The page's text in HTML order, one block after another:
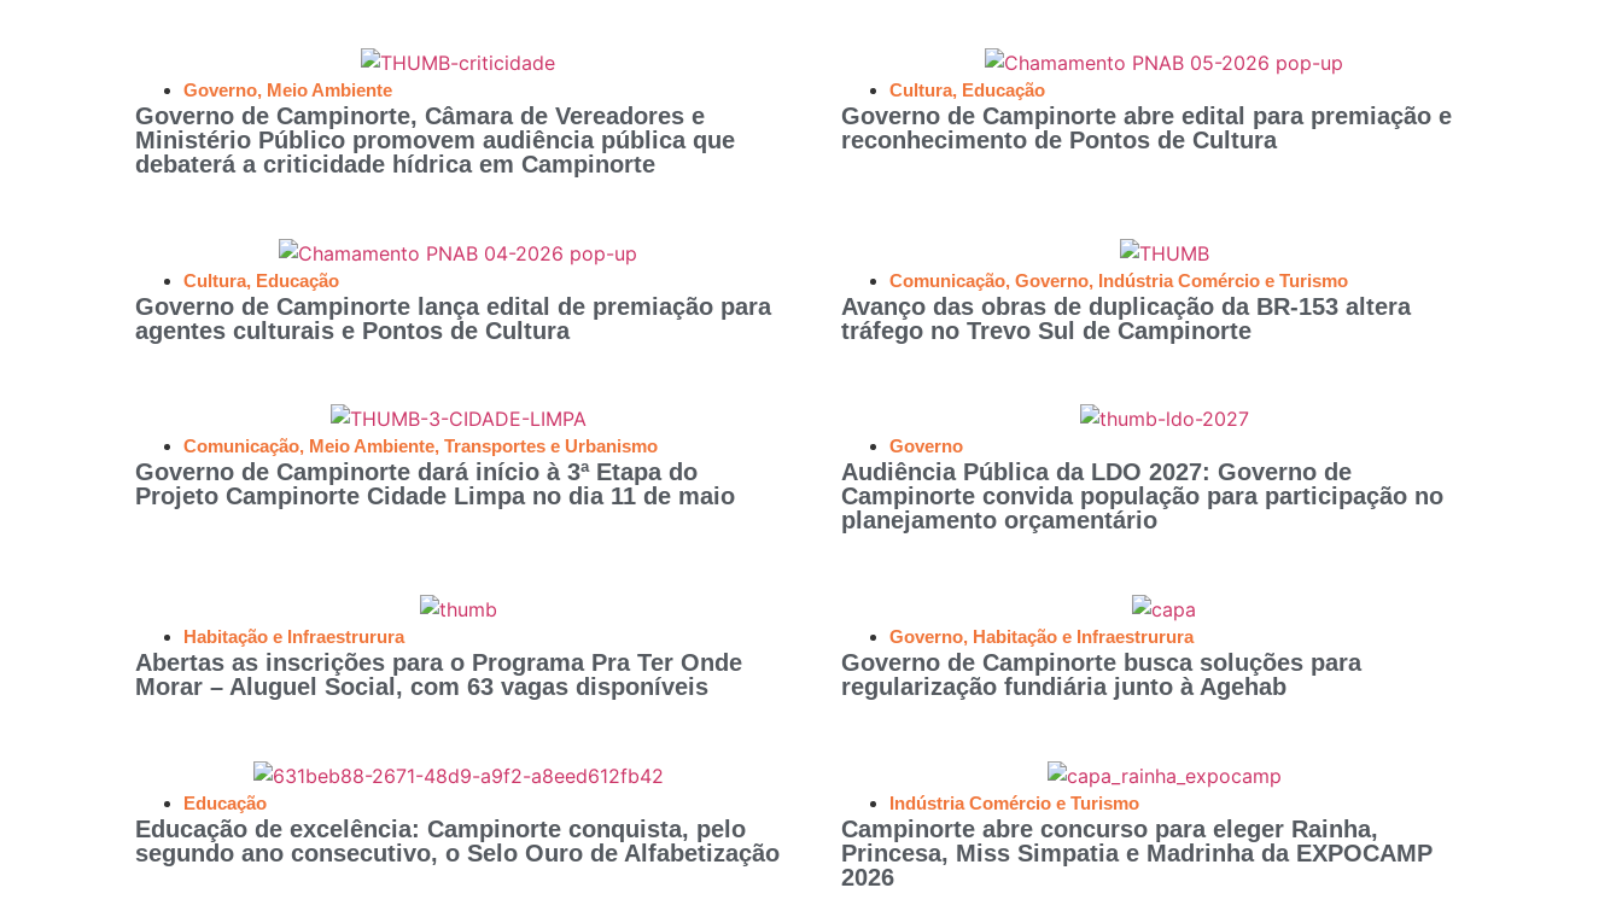
Governo, Meio Ambiente
Governo de Campinorte, Câmara de Vereadores e
Ministério Público promovem audiência pública que
debaterá a criticidade hídrica em Campinorte
Cultura, Educação
Governo de Campinorte abre edital para premiação e
reconhecimento de Pontos de Cultura
Cultura, Educação
Governo de Campinorte lança edital de premiação para
agentes culturais e Pontos de Cultura
Comunicação, Governo, Indústria Comércio e Turismo
Avanço das obras de duplicação da BR-153 altera
tráfego no Trevo Sul de Campinorte
Comunicação, Meio Ambiente, Transportes e Urbanismo
Governo de Campinorte dará início à 3ª Etapa do
Projeto Campinorte Cidade Limpa no dia 11 de maio
Governo
Audiência Pública da LDO 2027: Governo de
Campinorte convida população para participação no
planejamento orçamentário
Habitação e Infraestrurura
Abertas as inscrições para o Programa Pra Ter Onde
Morar – Aluguel Social, com 63 vagas disponíveis
Governo, Habitação e Infraestrurura
Governo de Campinorte busca soluções para
regularização fundiária junto à Agehab
Educação
Educação de excelência: Campinorte conquista, pelo
segundo ano consecutivo, o Selo Ouro de Alfabetização
Indústria Comércio e Turismo
Campinorte abre concurso para eleger Rainha,
Princesa, Miss Simpatia e Madrinha da EXPOCAMP
2026